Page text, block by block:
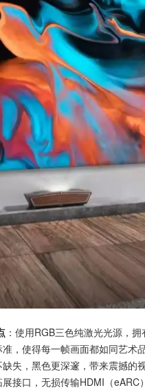
：使用RGB三色纯激光光源，
，使得每一帧画面都如同艺术
失，黑色更深邃，带来震撼的
接口，无损传输HDMI（eARC